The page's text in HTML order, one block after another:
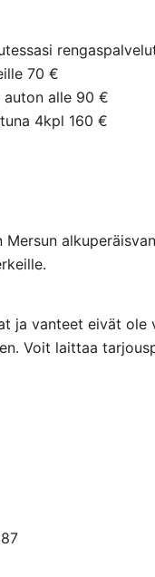
70 €
auton alle 90 €
4kpl 160 €
ja vanteet eivät
Voit laittaa